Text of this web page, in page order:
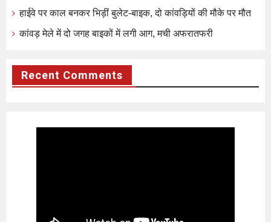
हाईवे पर काल बनकर भिड़ीं बुलेट-बाइक, दो कांवड़ियों की मौके पर मौत
कांवड़ मेले में दो जगह बाइकों में लगी आग, मची अफरातफरी
Recent Comments